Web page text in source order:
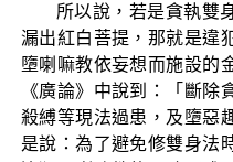
所以說，若是貪執雙
漏出紅白菩提，那就是違
墮喇嘛教依妄想而施設的
《廣論》中說到：「斷除
殺縛等現法過患，及墮惡
是說：為了避免修雙身法